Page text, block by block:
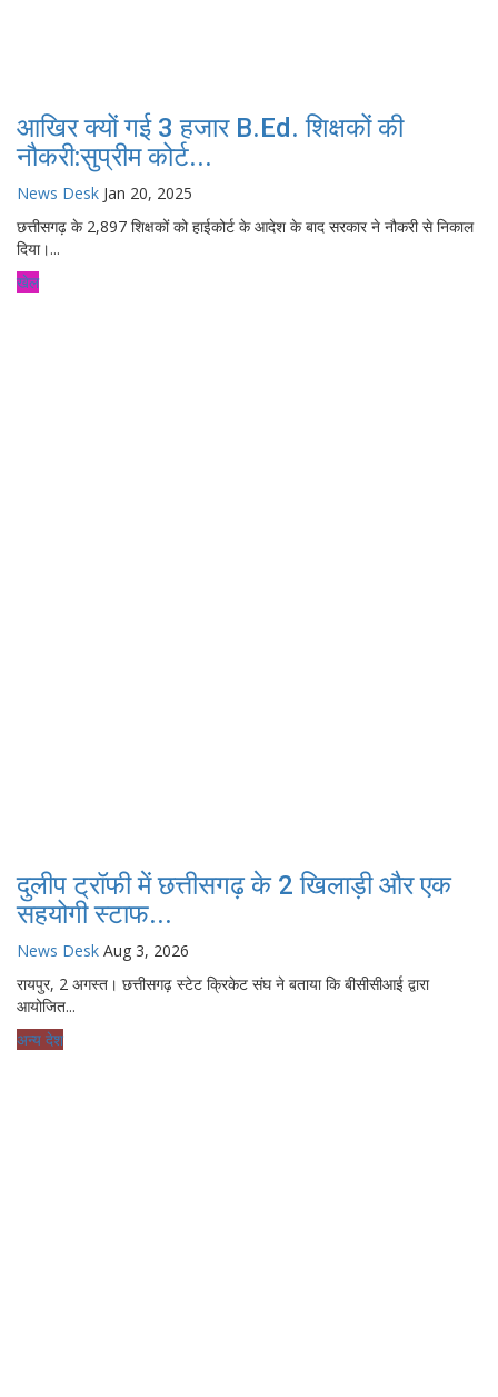
आखिर क्यों गई 3 हजार B.Ed. शिक्षकों की
नौकरी:सुप्रीम कोर्ट...
News Desk Jan 20, 2025
छत्तीसगढ़ के 2,897 शिक्षकों को हाईकोर्ट के आदेश के बाद सरकार ने नौकरी से निकाल
दिया।...
खेल
दुलीप ट्रॉफी में छत्तीसगढ़ के 2 खिलाड़ी और एक
सहयोगी स्टाफ...
News Desk Aug 3, 2026
रायपुर, 2 अगस्त। छत्तीसगढ़ स्टेट क्रिकेट संघ ने बताया कि बीसीसीआई द्वारा
आयोजित...
अन्य देश